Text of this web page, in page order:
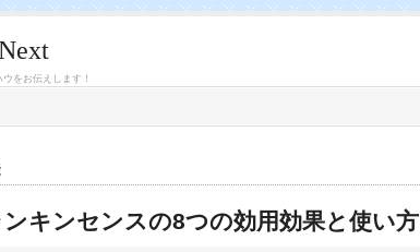
をお伝えします！
キンセンスの8つの効用効果と使い方